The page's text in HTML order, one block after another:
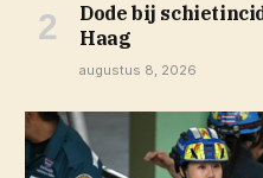
Dode bij
Haag
augustus 8, 2026